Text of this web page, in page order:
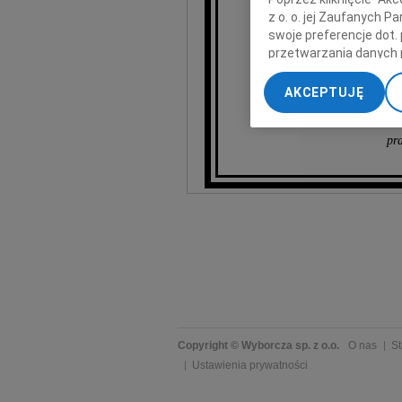
Copyright © Wyborcza sp. z o.o. O nas
Ustawienia prywatności
z o. o. jej Zaufanych
swoje preferencje dot.
przetwarzania danych
„Ustawienia
My, nasi Zaufani
dokładnych danych
Przechowywanie
AKCEPTUJĘ